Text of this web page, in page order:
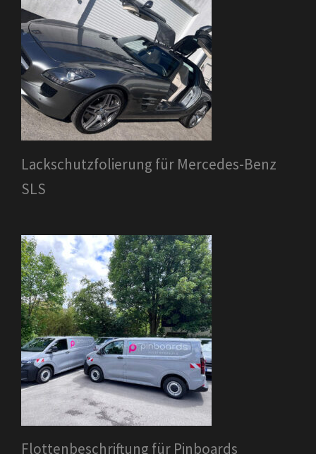
Lackschutzfolierung für Mercedes-Benz
SLS
Flottenbeschriftung für Pinboards